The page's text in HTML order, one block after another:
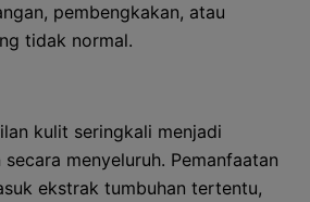
pembengkakan, atau
tidak normal.
kulit seringkali menjadi
menyeluruh. Pemanfaatan
ekstrak tumbuhan tertentu,